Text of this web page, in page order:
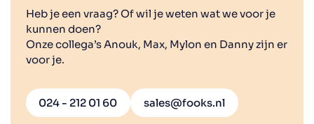
Heb je een vraag? Of wil je weten wat we voor je
kunnen doen?
Onze collega’s Anouk, Max, Mylon en Danny zijn er
voor je.
024 - 212 01 60 sales@fooks.nl